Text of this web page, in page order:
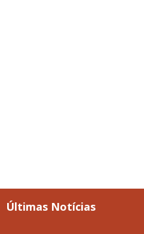
Últimas Notícias